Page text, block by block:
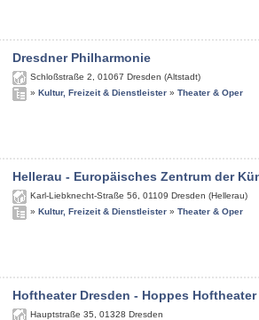
Dresdner Philharmonie
Schloßstraße 2 01067 Dresden (Altstadt)
» Kultur, Freizeit & Dienstleister » Theater & Oper
Hellerau - Europäisches Zentrum der
Karl-Liebknecht-Straße 56 01109 Dresden (Hellerau)
» Kultur, Freizeit & Dienstleister » Theater & Oper
Hoftheater Dresden - Hoppes Hoftheater
Hauptstraße 35 01328 Dresden